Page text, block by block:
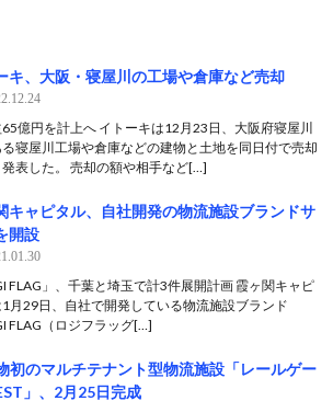
キ、大阪・寝屋川の工場や倉庫など売却
億円を計上へ イトーキは12月23日、大阪府寝屋川
寝屋川工場や倉庫などの建物と土地を同日付で売却
発表した。 売却の額や相手など[…]
キャピタル、自社開発の物流施設ブランドサ
開設
FLAG」、千葉と埼玉で計3件展開計画 霞ヶ関キャピ
月29日、自社で開発している物流施設ブランド
FLAG（ロジフラッグ[…]
初のマルチテナント型物流施設「レールゲー
」、2月25日完成